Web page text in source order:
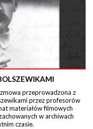
przeprowadzona z
przez profesorów
materiałów filmowych
w archiwach
czasie.